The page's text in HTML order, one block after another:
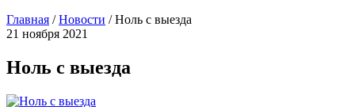
Главная /Новости /Ноль с выезда
21 ноября 2021
Ноль с выезда